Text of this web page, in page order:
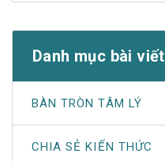
Danh mục bài viết
BÀN TRÒN TÂM LÝ
CHIA SẺ KIẾN THỨC